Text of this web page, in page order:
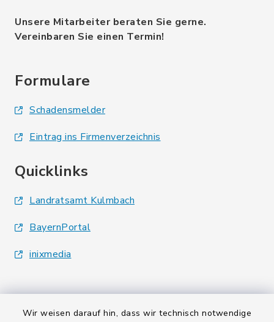
Wir weisen darauf hin, dass wir technisch notwendige
Unsere Mitarbeiter beraten Sie gerne.
Vereinbaren Sie einen Termin!
Formulare
Schadensmelder
Eintrag ins Firmenverzeichnis
Quicklinks
Landratsamt Kulmbach
BayernPortal
inixmedia